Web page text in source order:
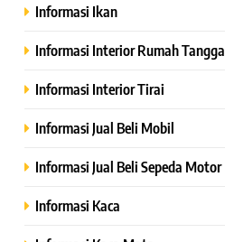
Informasi Ikan
Informasi Interior Rumah Tangga
Informasi Interior Tirai
Informasi Jual Beli Mobil
Informasi Jual Beli Sepeda Motor
Informasi Kaca